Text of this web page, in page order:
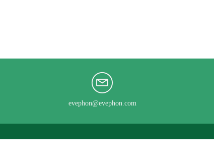
evephon@evephon.com